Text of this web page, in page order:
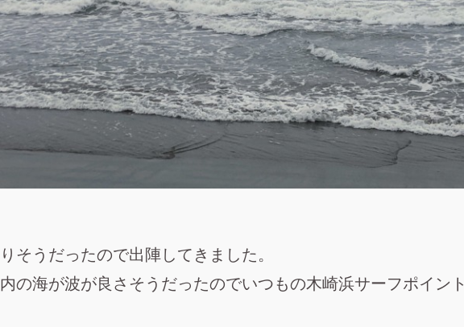
そうだったので出陣してきました。
の海が波が良さそうだったのでいつもの木崎浜サーフポイント